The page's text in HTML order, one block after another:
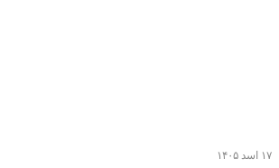
۱۷ اسد ۱۴۰۵